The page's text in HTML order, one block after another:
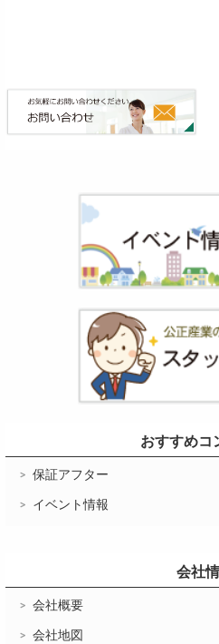
おすすめコ
保証アフター
イベント情報
会社
会社概要
会社地図